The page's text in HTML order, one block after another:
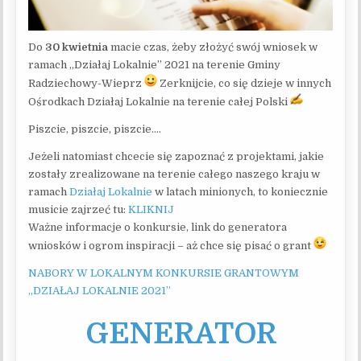
Do 30 kwietnia macie czas, żeby złożyć swój wniosek w
ramach „Działaj Lokalnie” 2021 na terenie Gminy
Radziechowy-Wieprz
Zerknijcie, co się dzieje w innych
Ośrodkach Działaj Lokalnie na terenie całej Polski
Piszcie, piszcie, piszcie….
Jeżeli natomiast chcecie się zapoznać z projektami, jakie
zostały zrealizowane na terenie całego naszego kraju w
ramachDziałaj Lokalnie w latach minionych, to koniecznie
musicie zajrzeć tu:KLIKNIJ
Ważne informacje o konkursie, link do generatora
wniosków i ogrom inspiracji – aż chce się pisać o grant
NABORY W LOKALNYM KONKURSIE GRANTOWYM
„DZIAŁAJ LOKALNIE 2021”
GENERATOR